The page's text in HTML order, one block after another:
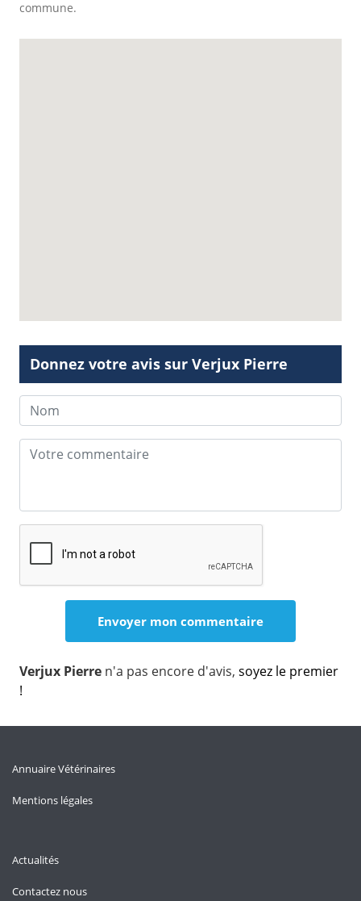
commune.
Donnez votre avis sur Verjux Pierre
Verjux Pierre n'a pas encore d'avis, soyez le premier
!
Annuaire Vétérinaires
Mentions légales
Actualités
Contactez nous